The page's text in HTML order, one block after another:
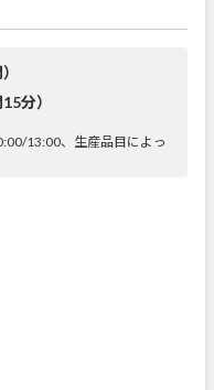
分）
13:00、生産品目によっ